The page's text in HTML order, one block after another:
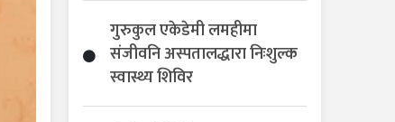
गुरुकुल एकेडेमी लमहीमा
संजीवनि अस्पतालद्धारा निःशुल्क
स्वास्थ्य शिविर